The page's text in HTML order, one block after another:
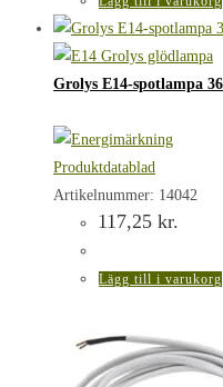
Grolys E14-spotlampa
Produktdatablad
Artikelnummer: 14042
117,25 kr.
Lägg till i varukorg